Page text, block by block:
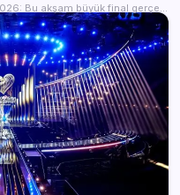
Bu akşam büyük final gerçekleşecek